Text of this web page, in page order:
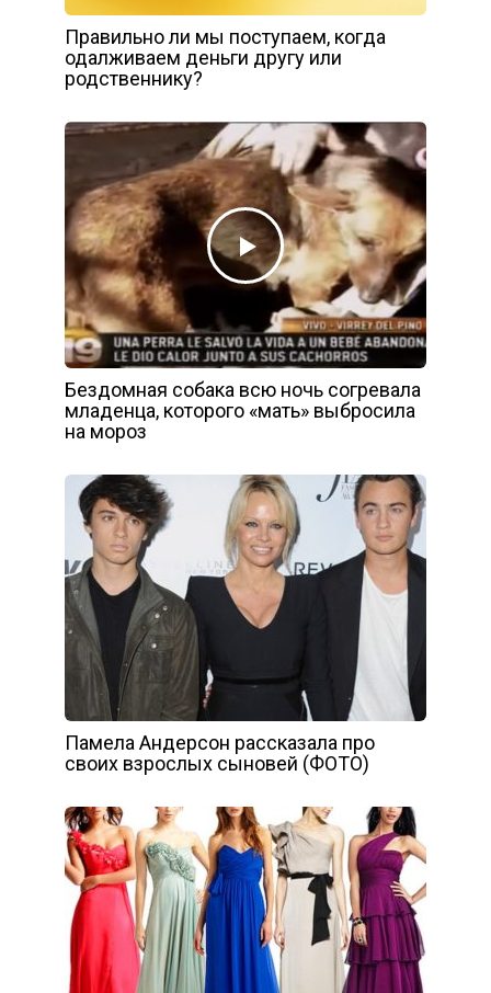
Правильно ли мы поступаем, когда
одалживаем деньги другу или
родственнику?
Бездомная собака всю ночь согревала
младенца, которого «мать» выбросила
на мороз
Памела Андерсон рассказала про
своих взрослых сыновей (ФОТО)